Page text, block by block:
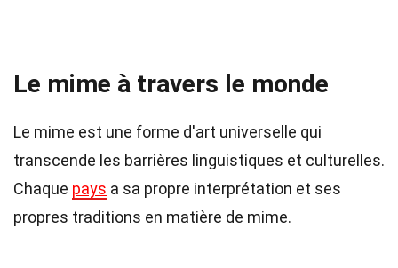
Le mime à travers le monde
Le mime est une forme d'art universelle qui
transcende les barrières linguistiques et culturelles.
Chaque pays a sa propre interprétation et ses
propres traditions en matière de mime.